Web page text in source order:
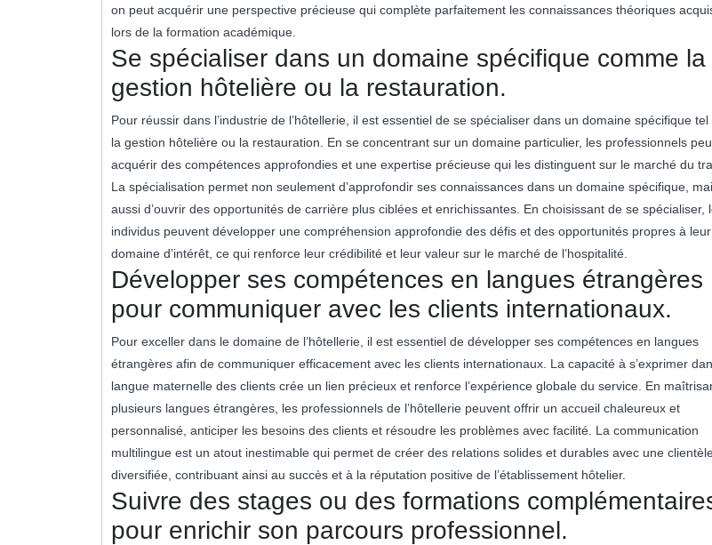
on peut acquérir une perspective précieuse qui complète parfaitement les connaissances théoriques
lors de la formation académique.
Se spécialiser dans un domaine spécifique comme la
gestion hôtelière ou la restauration.
Pour réussir dans l’industrie de l’hôtellerie, il est essentiel de se spécialiser dans un domaine spécifique tel
la gestion hôtelière ou la restauration. En se concentrant sur un domaine particulier, les professionnels
acquérir des compétences approfondies et une expertise précieuse qui les distinguent sur le marché du
La spécialisation permet non seulement d’approfondir ses connaissances dans un domaine spécifique,
aussi d’ouvrir des opportunités de carrière plus ciblées et enrichissantes. En choisissant de se spécialiser,
individus peuvent développer une compréhension approfondie des défis et des opportunités propres à leur
domaine d’intérêt, ce qui renforce leur crédibilité et leur valeur sur le marché de l’hospitalité.
Développer ses compétences en langues étrangères
pour communiquer avec les clients internationaux.
Pour exceller dans le domaine de l’hôtellerie, il est essentiel de développer ses compétences en langues
étrangères afin de communiquer efficacement avec les clients internationaux. La capacité à s’exprimer
langue maternelle des clients crée un lien précieux et renforce l’expérience globale du service. En
plusieurs langues étrangères, les professionnels de l’hôtellerie peuvent offrir un accueil chaleureux et
personnalisé, anticiper les besoins des clients et résoudre les problèmes avec facilité. La communication
multilingue est un atout inestimable qui permet de créer des relations solides et durables avec une
diversifiée, contribuant ainsi au succès et à la réputation positive de l’établissement hôtelier.
Suivre des stages ou des formations
pour enrichir son parcours professionnel.